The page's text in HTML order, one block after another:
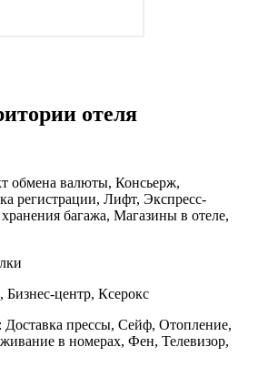
отеля
обмена валюты, Консьерж,
регистрации, Лифт, Экспресс-
багажа, Магазины в отеле,
Бизнес-центр, Ксерокс
: Доставка прессы, Сейф, Отопление,
в номерах, Фен, Телевизор,